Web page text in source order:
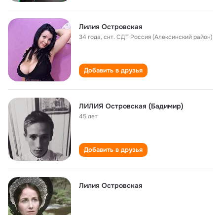
Лилия Островская
34 года,снт. СДТ Россия (Алексинский район)
Добавить в друзья
ЛИЛИЯ Островская (Бадимир)
45 лет
Добавить в друзья
Лилия Островская